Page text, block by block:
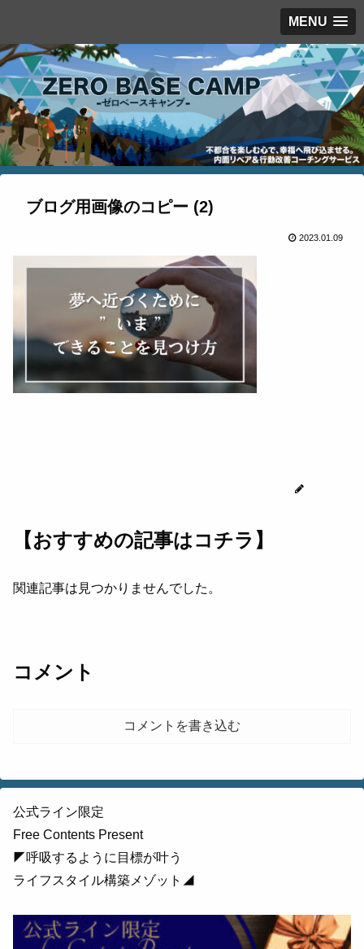
MENU
ブログ用画像のコピー (2)
2023.01.09
【おすすめの記事はコチラ】
関連記事は見つかりませんでした。
コメント
コメントを書き込む
公式ライン限定
Free Contents Present
◤呼吸するように目標が叶う
ライフスタイル構築メゾット◢